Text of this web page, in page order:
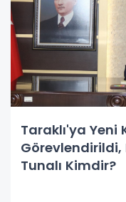
Taraklı'ya
Tunalı Kimdir?